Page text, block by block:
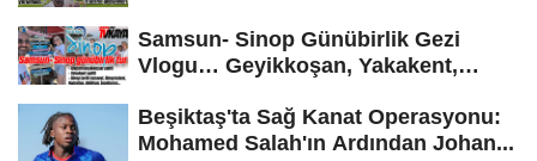
Samsun- Sinop Günübirlik Gezi
Vlogu… Geyikkoşan, Yakakent,
Beşiktaş'ta Sağ Kanat Operasyonu:
Mohamed Salah'ın Ardından Johan...